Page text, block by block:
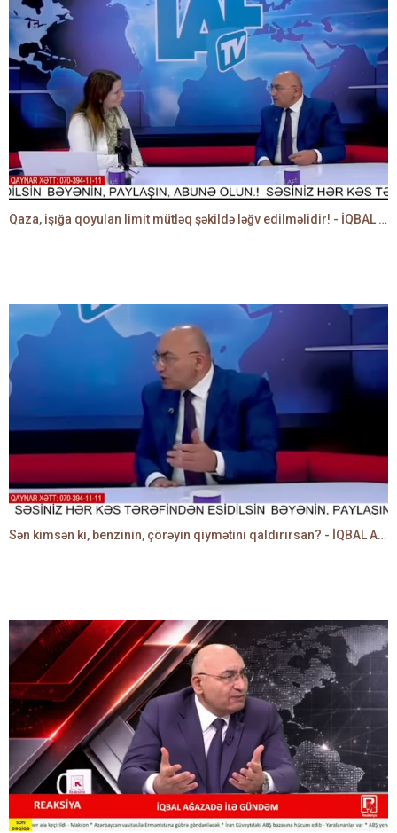
Qaza, işığa qoyulan limit mütləq şəkildə ləğv edilməlidir! - İQBAL AĞAZADƏ
Sən kimsən ki, benzinin, çörəyin qiymətini qaldırırsan? - İQBAL AĞAZADƏ